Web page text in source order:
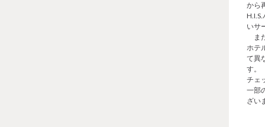
から
いサ
ま
ホテ
て異
す。
チェ
一部
ざい